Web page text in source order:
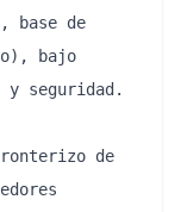
base de
bajo
y seguridad.
de